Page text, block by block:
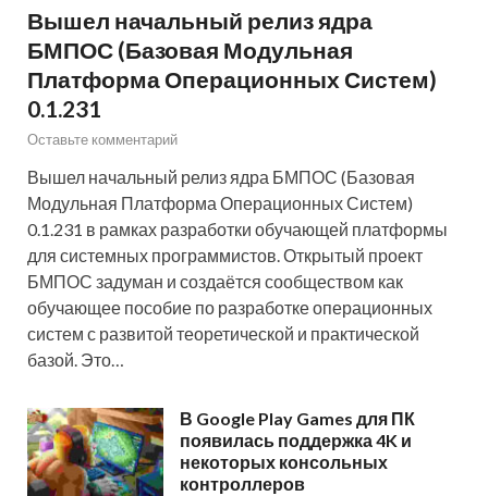
Вышел начальный релиз ядра
БМПОС (Базовая Модульная
Платформа Операционных Систем)
0.1.231
Оставьте комментарий
Вышел начальный релиз ядра БМПОС (Базовая
Модульная Платформа Операционных Систем)
0.1.231 в рамках разработки обучающей платформы
для системных программистов. Открытый проект
БМПОС задуман и создаётся сообществом как
обучающее пособие по разработке операционных
систем с развитой теоретической и практической
базой. Это…
В Google Play Games для ПК
появилась поддержка 4K и
некоторых консольных
контроллеров